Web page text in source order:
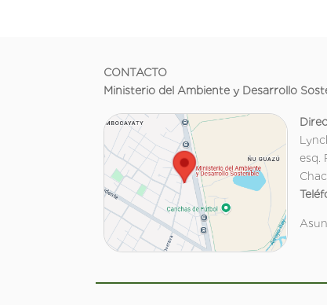
CONTACTO
Ministerio del Ambiente y Desarrollo
esq.